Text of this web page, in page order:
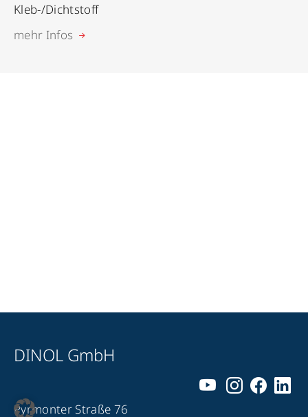
Kleb-/Dichtstoff
mehr Infos
DINOL GmbH
Pyrmonter Straße 76